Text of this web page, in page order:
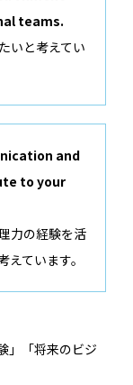
teams.
いと考えてい
and
to your
力の経験を活
ています。
」「将来のビジ